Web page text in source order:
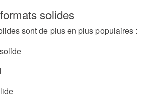
solides
sont de plus en plus populaires :